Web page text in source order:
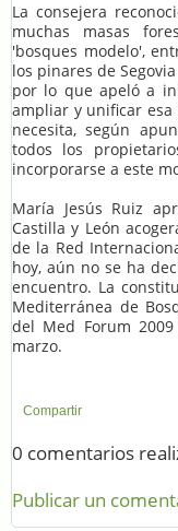
La consejera
muchas masas
'bosques modelo',
los pinares de
por lo que apeló a
ampliar y unificar
necesita, según
todos los
incorporarse a este
María Jesús Ruiz
Castilla y León
de la Red
hoy, aún no se ha
encuentro. La
Mediterránea de
del Med Forum
marzo.
Compartir
0 comentarios
Publicar un